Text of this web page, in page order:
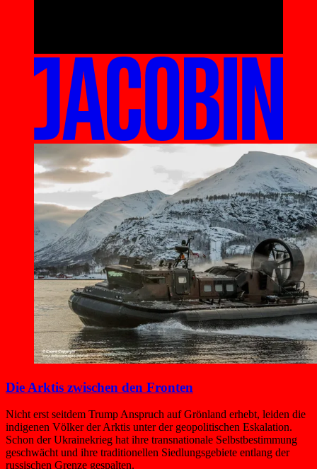
Die Arktis zwischen den Fronten
Nicht erst seitdem Trump Anspruch auf Grönland erhebt, leiden die
indigenen Völker der Arktis unter der geopolitischen Eskalation.
Schon der Ukrainekrieg hat ihre transnationale Selbstbestimmung
geschwächt und ihre traditionellen Siedlungsgebiete entlang der
russischen Grenze gespalten.